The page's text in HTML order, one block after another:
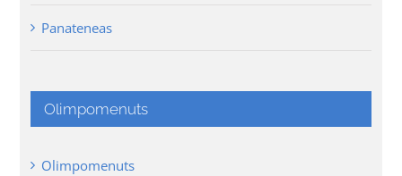
Panateneas
Olimpomenuts
Olimpomenuts